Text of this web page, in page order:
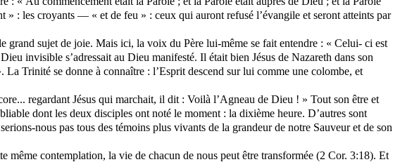
: les croyants — « et de feu » : ceux qui auront refusé l’évangile et seront atteints par
grand sujet de joie. Mais ici, la voix du Père lui-même se fait entendre : « Celui- ci est
invisible s’adressait au Dieu manifesté. Il était bien Jésus de Nazareth dans son
Trinité se donne à connaître : l’Esprit descend sur lui comme une colombe, et
regardant Jésus qui marchait, il dit : Voilà l’Agneau de Dieu ! » Tout son être et
dont les deux disciples ont noté le moment : la dixième heure. D’autres sont
nous pas tous des témoins plus vivants de la grandeur de notre Sauveur et de son
contemplation, la vie de chacun de nous peut être transformée (2 Cor. 3:18). Et